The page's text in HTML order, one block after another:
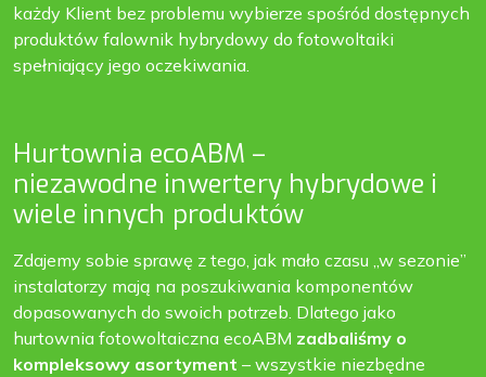
każdy Klient bez problemu wybierze spośród dostępnych
produktów falownik hybrydowy do fotowoltaiki
spełniający jego oczekiwania.
Hurtownia ecoABM –
niezawodne inwertery hybrydowe i
wiele innych produktów
Zdajemy sobie sprawę z tego, jak mało czasu „w sezonie”
instalatorzy mają na poszukiwania komponentów
dopasowanych do swoich potrzeb. Dlatego jako
hurtownia fotowoltaiczna ecoABM zadbaliśmy o
kompleksowy asortyment – wszystkie niezbędne